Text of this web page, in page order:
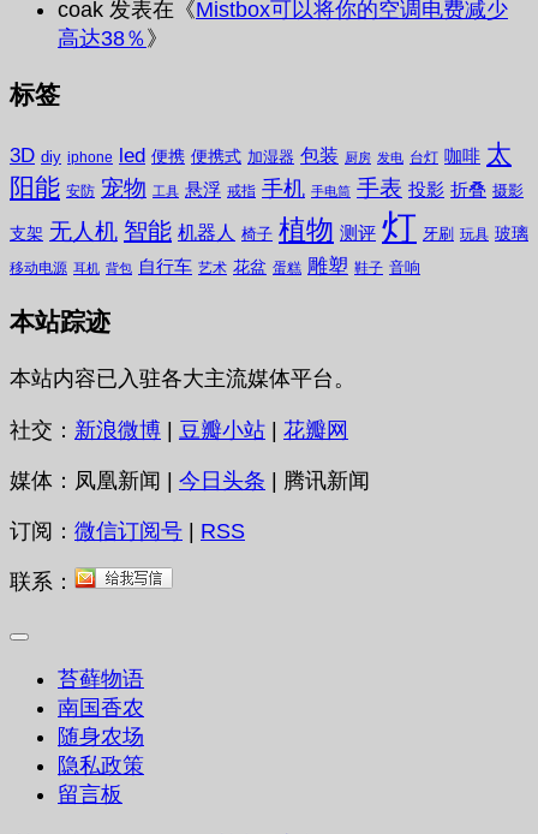
coak 发表在《Mistbox可以将你的空调电费减少
高达38％》
标签
3D diy iphone led 便携 便携式 加湿器 包装 厨房 发电 台灯 咖啡 太
阳能 安防 宠物 工具 悬浮 戒指 手机 手电筒 手表 投影 折叠 摄影
支架 无人机 智能 机器人 椅子 植物 测评 灯 牙刷 玩具 玻璃
移动电源 耳机 背包 自行车 艺术 花盆 蛋糕 雕塑 鞋子 音响
本站踪迹
本站内容已入驻各大主流媒体平台。
社交： 新浪微博 | 豆瓣小站 | 花瓣网
媒体：凤凰新闻 | 今日头条 | 腾讯新闻
订阅： 微信订阅号 | RSS
联系：
苔藓物语
南国香农
随身农场
隐私政策
留言板